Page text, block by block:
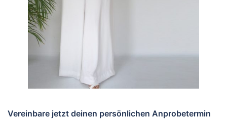
Vereinbare jetzt deinen persönlichen Anprobetermin